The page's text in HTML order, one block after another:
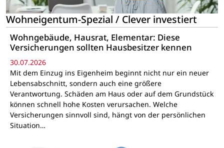
Wohneigentum-Spezial / Clever investiert
Wohngebäude, Hausrat, Elementar: Diese
Versicherungen sollten Hausbesitzer kennen
30.07.2026
Mit dem Einzug ins Eigenheim beginnt nicht nur ein neuer
Lebensabschnitt, sondern auch eine größere
Verantwortung. Schäden am Haus oder auf dem Grundstück
können schnell hohe Kosten verursachen. Welche
Versicherungen sinnvoll sind, hängt von der persönlichen
Situation…